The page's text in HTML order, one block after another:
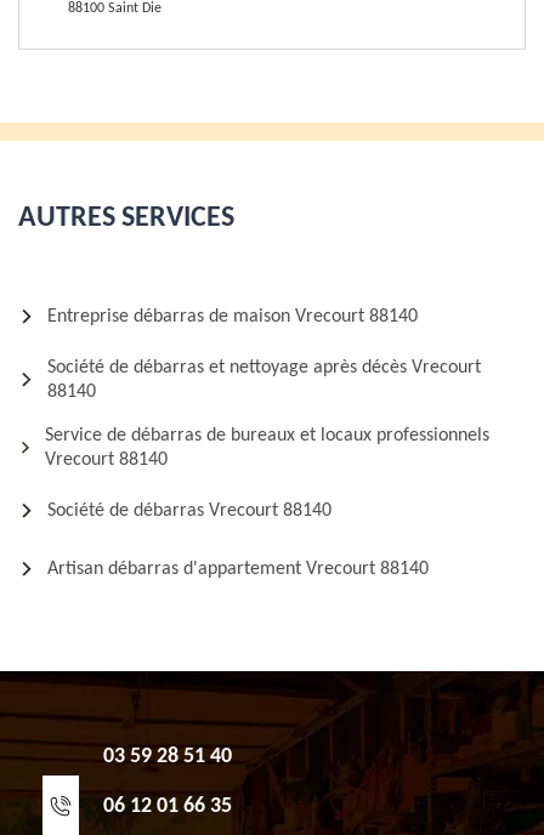
88100 Saint Die
AUTRES SERVICES
Entreprise débarras de maison Vrecourt 88140
Société de débarras et nettoyage après décès Vrecourt
88140
Service de débarras de bureaux et locaux professionnels
Vrecourt 88140
Société de débarras Vrecourt 88140
Artisan débarras d'appartement Vrecourt 88140
03 59 28 51 40
06 12 01 66 35